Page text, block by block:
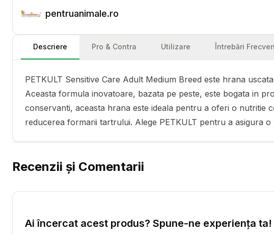
pentruanimale.ro
Descriere Pro & Contra Utilizare Întrebări
PETKULT Sensitive Care Adult Medium Breed este hrana
Aceasta formula inovatoare, bazata pe peste, este bogata in
conservanti, aceasta hrana este ideala pentru a oferi o nutritie
reducerea formarii tartrului. Alege PETKULT pentru a asigura o
Recenzii și Comentarii
Ai încercat acest produs? Spune-ne experiența ta!